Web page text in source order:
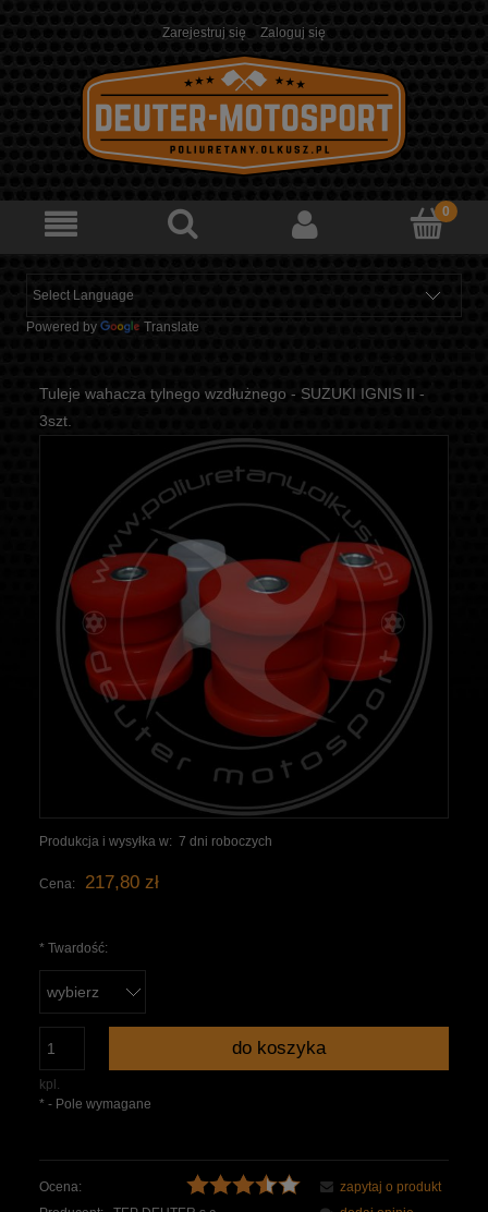
Zarejestruj się Zaloguj się
Powered by Translate
Tuleje wahacza tylnego wzdłużnego - SUZUKI IGNIS II -
3szt.
Produkcja i wysyłka w: 7 dni roboczych
Cena: 217,80 zł
* Twardość:
kpl.
do koszyka
* - Pole wymagane
Ocena:
zapytaj o produkt